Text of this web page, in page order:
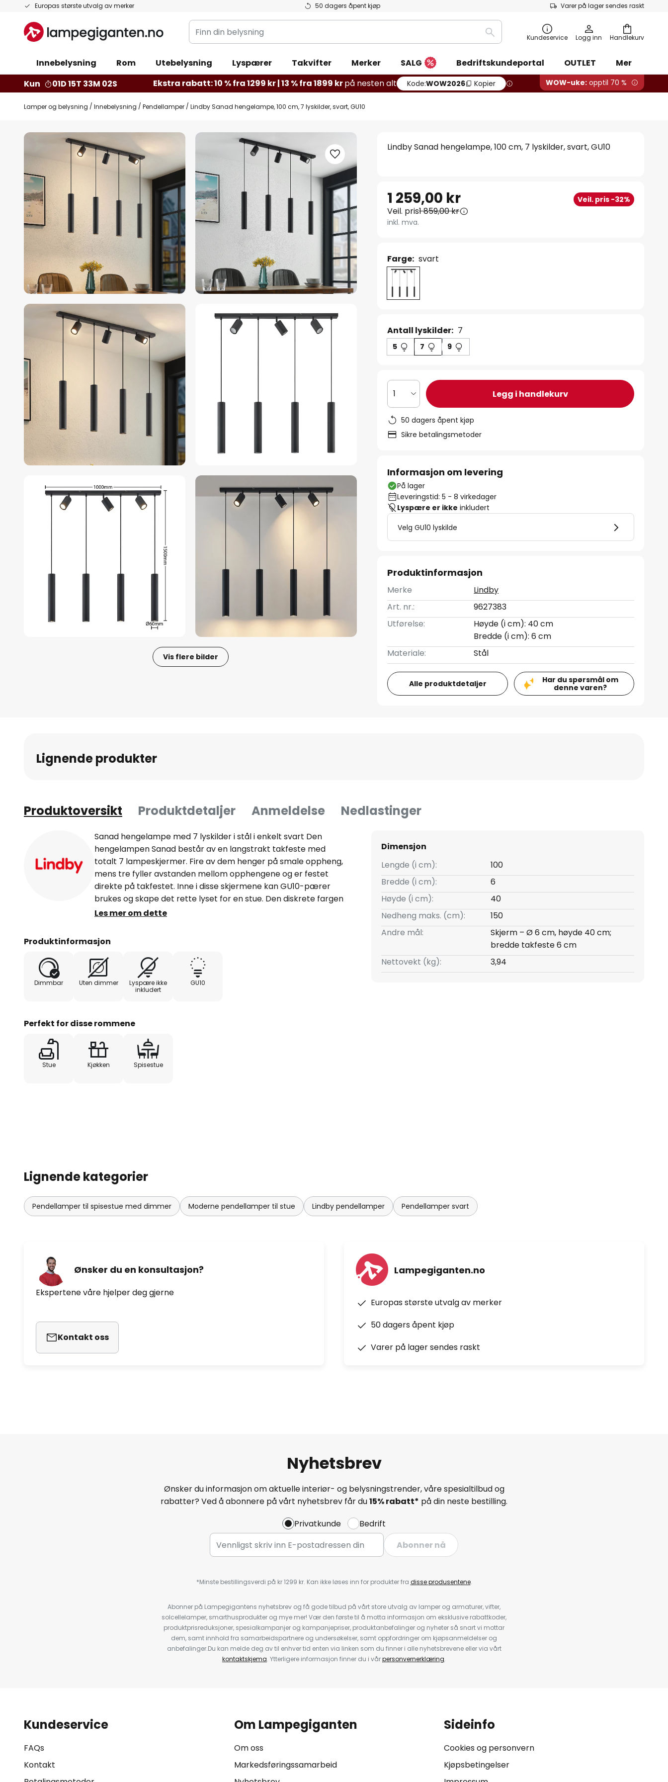
Europas største utvalg av merker 50 dagers åpent kjøp Varer på lager sendes raskt
Hopp
innhold
Handlekurv
Finn
din
Søk Kundeservice Logg inn
Innebelysning Rom Utebelysning Lyspærer Takvifter Merker SALG Bedriftskundeportal OUTLET
Mer
Kun
01D 15T 33M 01S Ekstra rabatt: 10 % fra 1299 kr | 13 % fra 1899 krpå nesten alt Kode:WOW2026 Kopier WOW-uke: opptil 70 %
Lamper og belysning Innebelysning Pendellamper Lindby Sanad hengelampe, 100 cm, 7 lyskilder, svart, GU10
Gå
av
bildegalleri
Vis flere bilder
Lindby Sanad hengelampe, 100 cm, 7 lyskilder, svart, GU10
1 259,00 kr Veil. pris -32%
Veil. pris1 859,00 kr
inkl. mva.
Farge: svart
Antall lyskilder: 7
5 7 9
1 Legg i handlekurv
50 dagers åpent kjøp
Sikre betalingsmetoder
Informasjon om levering
På lager
Leveringstid: 5 - 8 virkedager
Lyspære er ikke inkludert
Velg GU10 lyskilde
Produktinformasjon
Merke
Lindby
Art. nr.:
9627383
Utførelse:
Høyde (i cm): 40 cm
Bredde (i cm): 6 cm
Materiale:
Stål
Alle produktdetaljer
Har du spørsmål om
denne varen?
Lignende produkter
Produktoversikt Produktdetaljer Anmeldelse Nedlastinger
Sanad hengelampe med 7 lyskilder i stål i enkelt svart Den
hengelampen Sanad består av en langstrakt takfeste med
totalt 7 lampeskjermer. Fire av dem henger på smale oppheng,
mens tre fyller avstanden mellom opphengene og er festet
direkte på takfestet. Inne i disse skjermene kan GU10-pærer
brukes og skape det rette lyset for en stue. Den diskrete fargen
i rolig svart og det slanke designet integreres enkelt i resten av
hengelampen forvandler ethvert rom til noe helt spesielt og
skaper iøynefallende aksenter på taket i boligen.
Les mer om dette
Produktinformasjon
Dimmbar Uten dimmer
Lyspære ikke
inkludert
GU10
Perfekt for disse rommene
Stue Kjøkken Spisestue
Dimensjon
Lengde (i cm):
100
Bredde (i cm):
6
Høyde (i cm):
40
Nedheng maks. (cm):
150
Andre mål:
Skjerm – Ø 6 cm, høyde 40 cm;
bredde takfeste 6 cm
Nettovekt (kg):
3,94
Lignende kategorier
Pendellamper til spisestue med dimmer Moderne pendellamper til stue Lindby pendellamper Pendellamper svart
Ønsker du en konsultasjon?
Ekspertene våre hjelper deg gjerne
Kontakt oss
Lampegiganten.no
Europas største utvalg av merker
50 dagers åpent kjøp
Varer på lager sendes raskt
Nyhetsbrev
Ønsker du informasjon om aktuelle interiør- og belysningstrender, våre spesialtilbud og
rabatter? Ved å abonnere på vårt nyhetsbrev får du15% rabatt* på din neste bestilling.
Privatkunde
Bedrift
Abonner nå
*Minste bestillingsverdi på kr 1299 kr. Kan ikke løses inn for produkter fra disse produsentene.
Abonner på Lampegigantens nyhetsbrev og få gode tilbud på vårt store utvalg av lamper og armaturer, vifter,
solcellelamper, smarthusprodukter og mye mer! Vær den første til å motta informasjon om eksklusive rabattkoder,
produktprisreduksjoner, spesialkampanjer og kampanjepriser, produktanbefalinger og nyheter så snart vi mottar
dem, samt innhold fra samarbeidspartnere og undersøkelser, samt oppfordringer om kjøpsanmeldelser og
anbefalinger.Du kan melde deg av til enhver tid enten via linken som du finner i alle nyhetsbrevene eller via vårt
kontaktskjema. Ytterligere informasjon finner du i vårpersonvernerklæring.
Kundeservice
FAQs
Kontakt
Om Lampegiganten
Om oss
Markedsføringssamarbeid
Sideinfo
Cookies og personvern
Kjøpsbetingelser